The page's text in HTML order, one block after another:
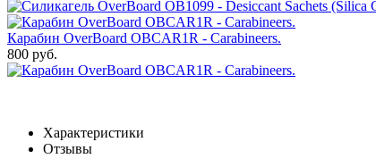
Карабин OverBoard OBCAR1R - Carabineers.
800 руб.
Характеристики
Отзывы